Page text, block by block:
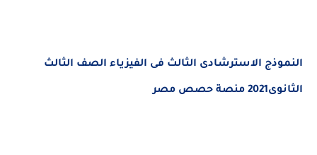
النموذج الاسترشادى الثالث فى الفيزياء الصف الثالث
الثانوى2021 منصة حصص مصر